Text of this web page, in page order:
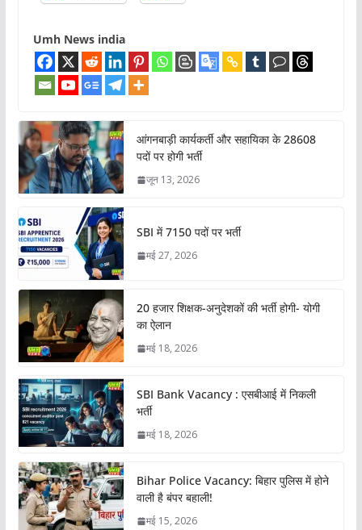
Umh News india
आंगनबाड़ी कार्यकर्ती और सहायिका के 28608
पदों पर होगी भर्ती
जून 13, 2026
SBI में 7150 पदों पर भर्ती
मई 27, 2026
20 हजार शिक्षक-अनुदेशकों की भर्ती होगी- योगी
का ऐलान
मई 18, 2026
SBI Bank Vacancy : एसबीआई में निकली
भर्ती
मई 18, 2026
Bihar Police Vacancy: बिहार पुलिस में होने
वाली है बंपर बहाली!
मई 15, 2026